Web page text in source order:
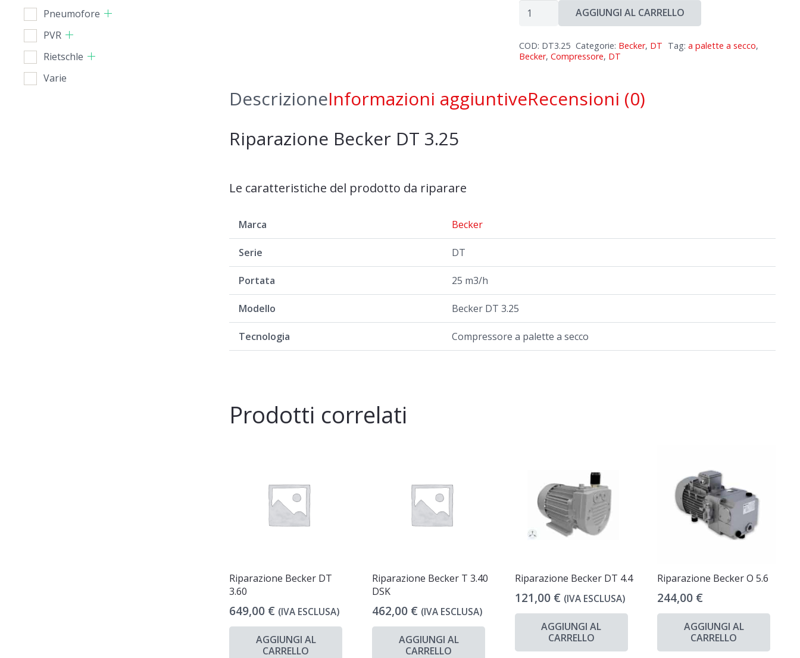
Riparazione
DT
3.25
AGGIUNGI AL CARRELLO
COD: DT3.25 Categorie: Becker, DT Tag: a palette a secco,
Becker,Compressore, DT
DescrizioneInformazioni aggiuntiveRecensioni (0)
Riparazione Becker DT 3.25
Le caratteristiche del prodotto da riparare
Marca Becker
Serie DT
Portata 25 m3/h
Modello Becker DT 3.25
Tecnologia Compressore a palette a secco
Prodotti correlati
Riparazione Becker DT
3.60
649,00 € (IVA ESCLUSA)
AGGIUNGI AL
CARRELLO
Riparazione Becker T 3.40
DSK
462,00 € (IVA ESCLUSA)
AGGIUNGI AL
CARRELLO
Riparazione Becker DT 4.4
121,00 € (IVA ESCLUSA)
AGGIUNGI AL
CARRELLO
Riparazione Becker O 5.6
244,00 €
AGGIUNGI AL
CARRELLO
Pneumofore
PVR
Rietschle
Varie